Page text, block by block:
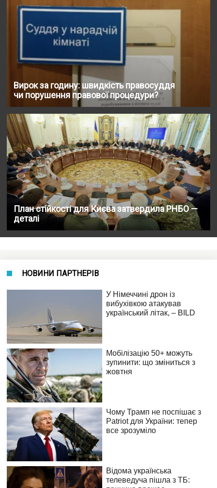
Вирок за годину: швидкість правосуддя
чи порушення правової процедури?
План стійкості для Києва затвердила РНБО —
деталі
НОВИНИ ПАРТНЕРІВ